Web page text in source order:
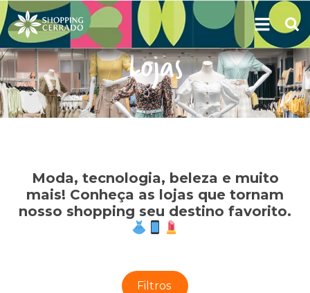
Lojas
Moda, tecnologia, beleza e muito
mais! Conheça as lojas que tornam
nosso shopping seu destino favorito.
Filtros